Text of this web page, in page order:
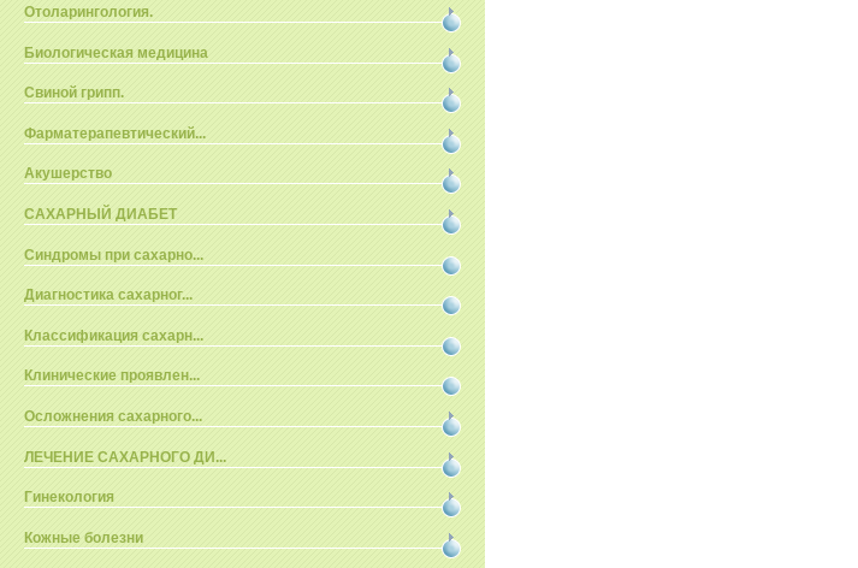
Отоларингология.
Биологическая медицина
Свиной грипп.
Фарматерапевтический...
Акушерство
САХАРНЫЙ ДИАБЕТ
Синдромы при сахарно...
Диагностика сахарног...
Классификация сахарн...
Клинические проявлен...
Осложнения сахарного...
ЛЕЧЕНИЕ САХАРНОГО ДИ...
Гинекология
Кожные болезни